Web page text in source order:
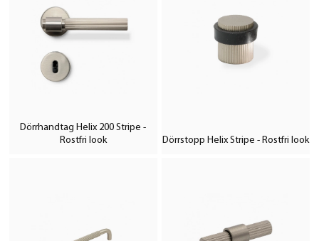
Dörrhandtag Helix 200 Stripe -
Rostfri look
Dörrstopp Helix Stripe - Rostfri look